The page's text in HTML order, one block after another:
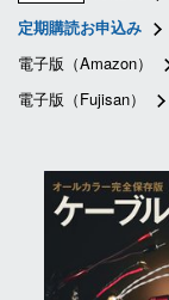
定期購読お申込み
電子版（Amazon）
電子版（Fujisan）